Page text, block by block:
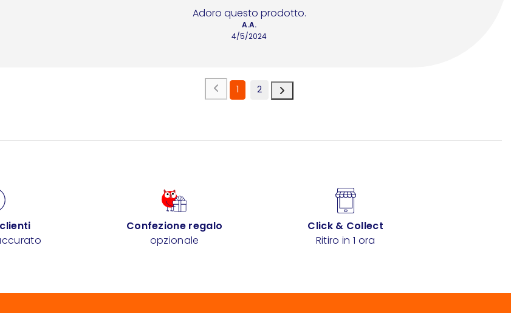
Adoro questo prodotto.
4/5/2024
A.A.
1 2
Confezione regalo
opzionale
Click & Collect
Ritiro in 1 ora